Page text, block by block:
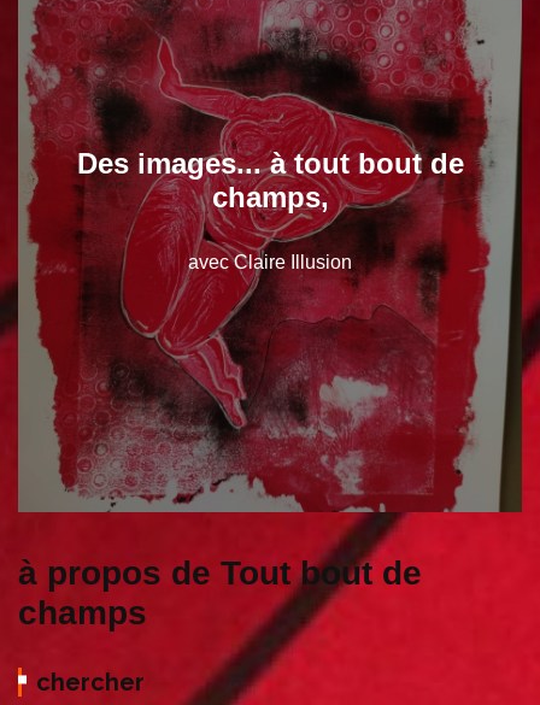
Des images... à tout bout de
champs,
avec Claire Illusion
à propos de Tout bout de
champs
chercher